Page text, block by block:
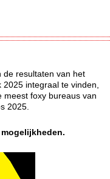
de resultaten van het
integraal te vinden,
meest foxy bureaus van
2025.